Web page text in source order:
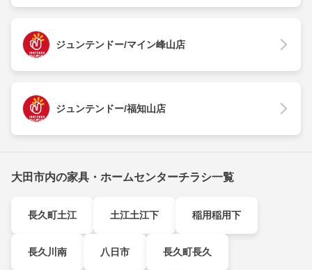
ジュンテンドー/マイン峰山店
ジュンテンドー/福知山店
大田市内の家具・ホームセンターチラシ一覧
長久町土江 土江土江下 稲用稲用下
長久川南 八日市 長久町長久